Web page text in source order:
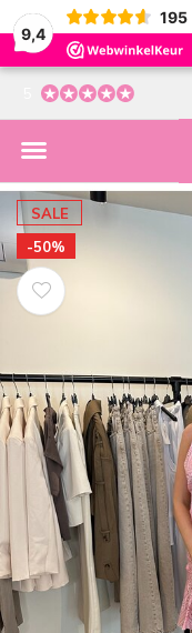
9,4
195
SALE
-50%